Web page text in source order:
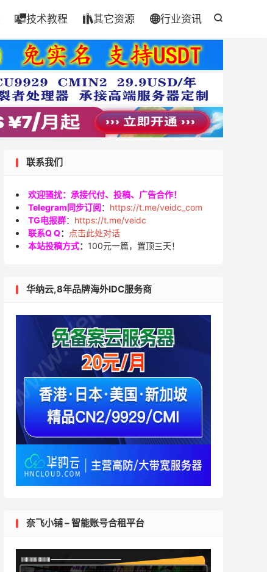

技术教程 其它资源 行业资讯
联系我们
欢迎骚扰：承接代付、投稿、广告合作！
Telegram同步订阅： https://t.me/veidc_com
TG电报群： https://t.me/veidc
联系Q Q：
点击此处对话
本站投稿方式： 100元一篇，置顶三天！
华纳云,8年品牌海外IDC服务商
奈飞小铺 – 智能账号合租平台